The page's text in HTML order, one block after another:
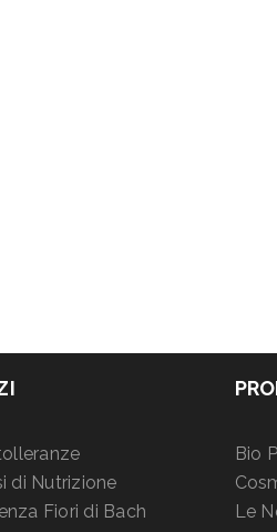
di Nutrizione
Fiori di Bach
Bio
Le